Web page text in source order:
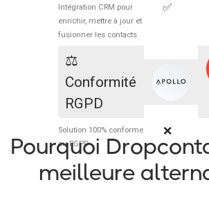
Intégration CRM pour
enrichir, mettre à jour et
fusionner les contacts
✅
⚖️
Conformité
RGPD
Solution 100% conforme
au RGPD
❌
Pourquoi
meilleure